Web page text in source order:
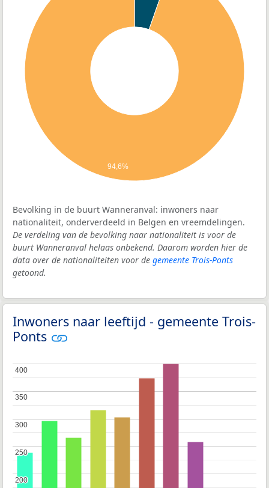
94,6%
Bevolking in de buurt Wanneranval: inwoners naar
nationaliteit, onderverdeeld in Belgen en vreemdelingen.
De verdeling van de bevolking naar nationaliteit is voor de
buurt Wanneranval helaas onbekend. Daarom worden hier de
data over de nationaliteiten voor de gemeente Trois-Ponts
getoond.
Inwoners naar leeftijd - gemeente Trois-
Ponts
200
200
250
250
300
300
350
350
400
400